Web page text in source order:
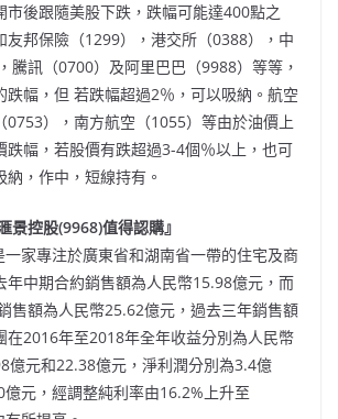
市後跟隨美股下跌，跌幅可能達400點之
友邦保險（1299），港交所（0388），中
騰訊（0700）及阿里巴巴（9988）等等，
跌幅，但 若跌幅超過2％，可以吸納。航空
0753），南方航空（1055）等由於油價上
跌幅，若股價有跌超過3-4個％以上，也可
，作中，短線持有。
景控股(9968)值得認購』
家專注於廣東省和湖南省一帶的住宅及商
年中期合約銷售額為人民幣15.98億元，而
售額為人民幣25.62億元，過去三年銷售額
在2016年至2018年全年收益分別為人民幣
億元和22.38億元，淨利潤分別為3.4億
元，經調整純利率由16.2%上升至